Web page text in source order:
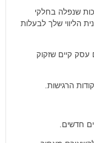
שנפלה בחלקי
הליווי שלך לבעלות
עסק קיים שזקוק
הרגישות.
חדשים.